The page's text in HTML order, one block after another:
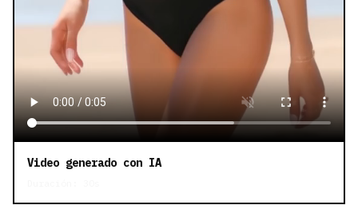
Video generado con IA